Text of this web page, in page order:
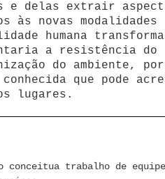
e delas extrair
às novas
humana
a resistência do
do ambiente,
conhecida que pode
lugares.
conceitua trabalho de